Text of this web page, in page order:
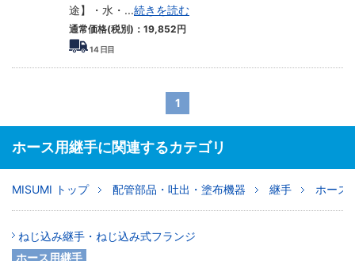
途】・水・ ...続きを読む
通常価格(税別)： 19,852円
14日目
1
ホース用継手に関連するカテゴリ
MISUMI トップ 配管部品・吐出・塗布機器 継手 ホース
ねじ込み継手・ねじ込み式フランジ
ホース用継手